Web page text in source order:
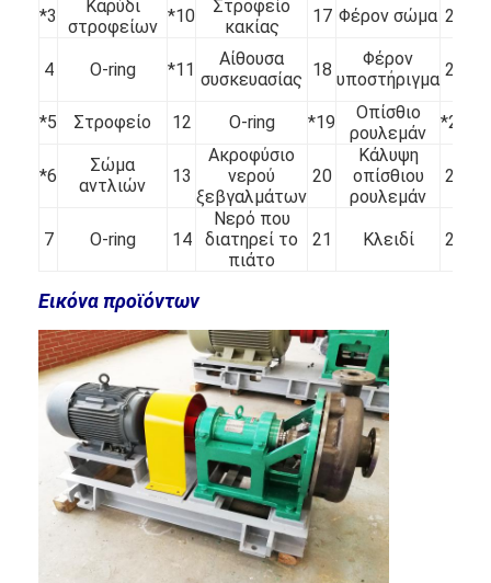
Οριζόντια αντλία πηλού
Φυγοκεντρική αντλία πηλού
Βαρέων καθηκόντων αντλία πηλού
αντλία θερμότητας πηγής νερού
Αντλία θερμότητας Hydronic
αντλία θερμότητας πισινών
υψηλής θερμοκρασίας αντλία θερμότητας
πολυβάθμια φυγοκεντρική αντλία
κάθετη φυγοκεντρική αντλία
οριζόντια φυγοκεντρική αντλία
*3
Καρύδι
στροφείων
*10
Στροφείο
κακίας
17 Φέρον σώμα 24
4 O-ring *11
Αίθουσα
συσκευασίας 18
Φέρον
υποστήριγμα 25
*5
Στροφείο 12 O-ring *19
Οπίσθιο
ρουλεμάν
*26
*6
Σώμα
αντλιών
13
Ακροφύσιο
νερού
ξεβγαλμάτων
20
Κάλυψη
οπίσθιου
ρουλεμάν
27
7 O-ring 14
Νερό που
διατηρεί το
πιάτο
21 Κλειδί 28
Εικόνα προϊόντων